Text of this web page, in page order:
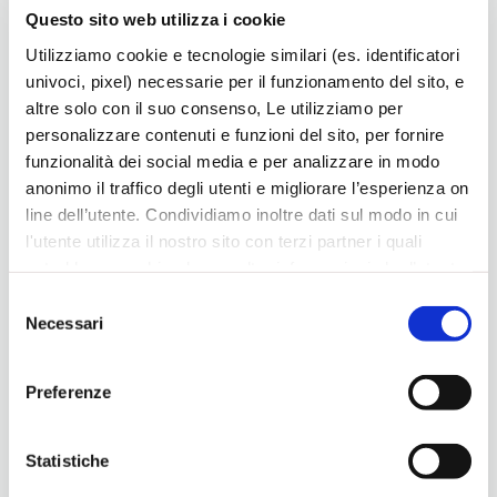
Questo sito web utilizza i cookie
Utilizziamo cookie e tecnologie similari (es. identificatori
univoci, pixel) necessarie per il funzionamento del sito, e
altre solo con il suo consenso, Le utilizziamo per
personalizzare contenuti e funzioni del sito, per fornire
funzionalità dei social media e per analizzare in modo
anonimo il traffico degli utenti e migliorare l’esperienza on
line dell’utente. Condividiamo inoltre dati sul modo in cui
l'utente utilizza il nostro sito con terzi partner i quali
loro servizi, per finalità pubblicitarie creando elenchi di
segmenti di pubblico per fornire annunci sui social media
comportamenti degli utenti. Lei può dare, rifiutare o
a tutti i cookie di una certa categoria, o ad alcuni di essi,
Accetta selezionatio
delNecessari
Preferenze
Statistiche
Missionario “La Tenda di Cristo” portando il suo aiuto in
[widgetkit id=29]
Barbarano Mossano
Ultime news